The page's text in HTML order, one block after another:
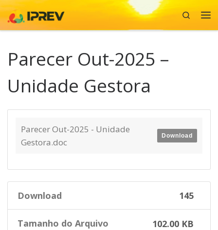
Skip to content
Search
Parecer Out-2025 –
Unidade Gestora
Parecer Out-2025 - Unidade
Gestora.doc
Download
Download 145
Tamanho do Arquivo 102.00 KB